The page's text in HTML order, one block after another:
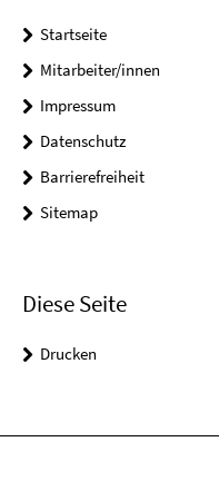
Startseite
Mitarbeiter/innen
Impressum
Datenschutz
Barrierefreiheit
Sitemap
Diese Seite
Drucken